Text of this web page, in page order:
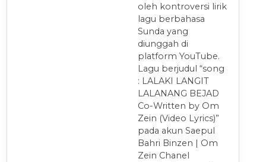
oleh kontroversi lirik
lagu berbahasa
Sunda yang
diunggah di
platform YouTube.
Lagu berjudul “song
: LALAKI LANGIT
LALANANG BEJAD
Co-Written by Om
Zein (Video Lyrics)”
pada akun Saepul
Bahri Binzen | Om
Zein Chanel